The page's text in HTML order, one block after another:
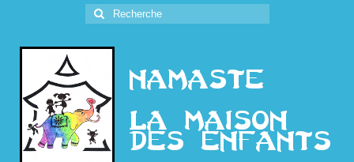
Rechercher
: